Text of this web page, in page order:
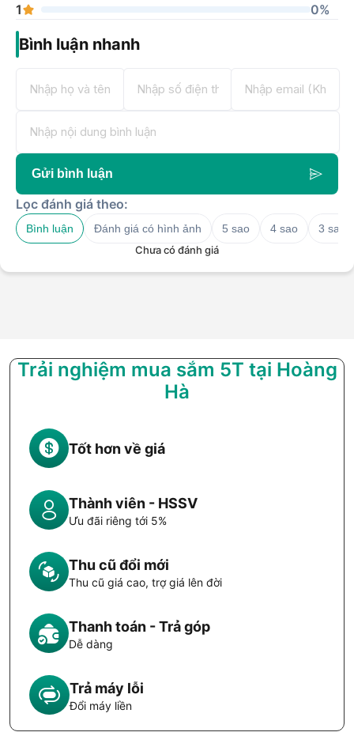
1
0%
Bình luận nhanh
Gửi bình luận
Lọc đánh giá theo:
Bình luận Đánh giá có hình ảnh 5 sao 4 sao
3 sao
Chưa có đánh giá
Trải nghiệm mua sắm 5T tại Hoàng
Hà
Tốt hơn về giá
Thành viên - HSSV
Ưu đãi riêng tới 5%
Thu cũ đổi mới
Thu cũ giá cao, trợ giá lên đời
Thanh toán - Trả góp
Dễ dàng
Trả máy lỗi
Đổi máy liền